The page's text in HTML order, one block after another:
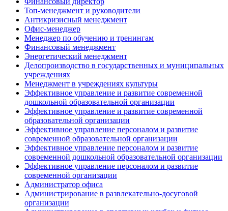
Топ-менеджмент и руководители
Антикризисный менеджмент
Офис-менеджер
Менеджер по обучению и тренингам
Финансовый менеджмент
Энергетический менеджмент
Делопроизводство в государственных и муниципальных
учреждениях
Менеджмент в учреждениях культуры
Эффективное управление и развитие современной
дошкольной образовательной организации
Эффективное управление и развитие современной
образовательной организации
Эффективное управление персоналом и развитие
современной образовательной организации
Эффективное управление персоналом и развитие
современной дошкольной образовательной организации
Эффективное управление персоналом и развитие
современной организации
Администратор офиса
Администрирование в развлекательно-досуговой
организации